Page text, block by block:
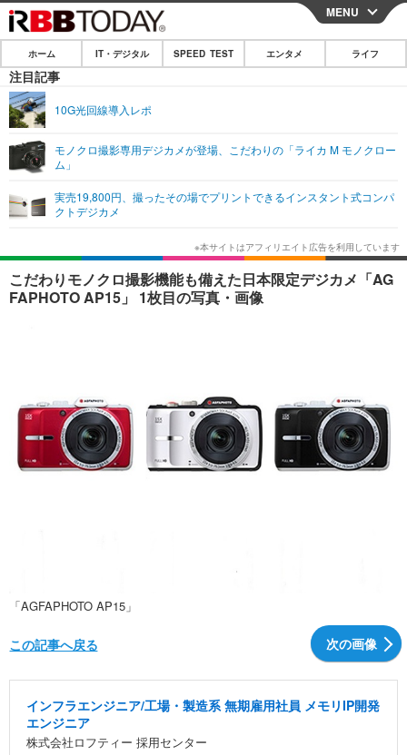
CLOSE
ホーム
IT・デジタル
ショッピング その他
エンタメ
エンタメTOP
韓国・芸能
音楽 スポーツ
ライフ
ライフTOP グルメ
ペット ショッピング
リリース一覧
プッシュ通知の停止方法
MENU
ホーム IT・デジタル SPEED TEST エンタメ ライフ
注目記事
10G光回線導入レポ
モノクロ撮影専用デジカメが登場、こだわりの「ライカ M モノクロー
ム」
実売19,800円、撮ったその場でプリントできるインスタント式コンパ
クトデジカメ
こだわりモノクロ撮影機能も備えた日本限定デジカメ「AG
FAPHOTO AP15」 1枚目の写真・画像
「AGFAPHOTO AP15」
次の画像
この記事へ戻る
インフラエンジニア/工場・製造系 無期雇用社員 メモリIP開発
エンジニア
株式会社ロフティー 採用センター